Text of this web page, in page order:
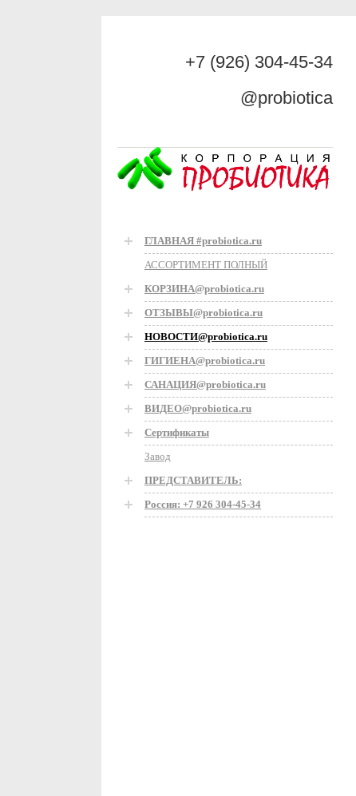
+7 (926) 304-45-34
@probiotica
ГЛАВНАЯ #probiotica.ru
АССОРТИМЕНТ ПОЛНЫЙ
КОРЗИНА@probiotica.ru
ОТЗЫВЫ@probiotica.ru
НОВОСТИ@probiotica.ru
ГИГИЕНА@probiotica.ru
САНАЦИЯ@probiotica.ru
ВИДЕО@probiotica.ru
Сертификаты
Завод
ПРЕДСТАВИТЕЛЬ:
Россия: +7 926 304-45-34